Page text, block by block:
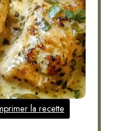
la recette